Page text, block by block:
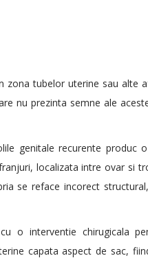
zona tubelor uterine sau alte
nu prezinta semne ale
genitale recurente produc
localizata intre ovar si
se reface incorect
o interventie chirugicala
capata aspect de sac,